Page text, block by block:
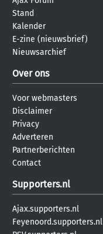
Stand
Kalender
E-zine (nieuwsbrief)
Nieuwsarchief
Over ons
Voor webmasters
Disclaimer
Privacy
Adverteren
Partnerberichten
Contact
Supporters.nl
Ajax.supporters.nl
Feyenoord.supporters.nl